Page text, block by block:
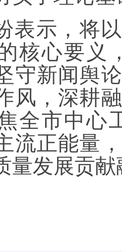
表示，将
核心要义
守新闻舆
风，深耕
全市中心
流正能量
量发展贡